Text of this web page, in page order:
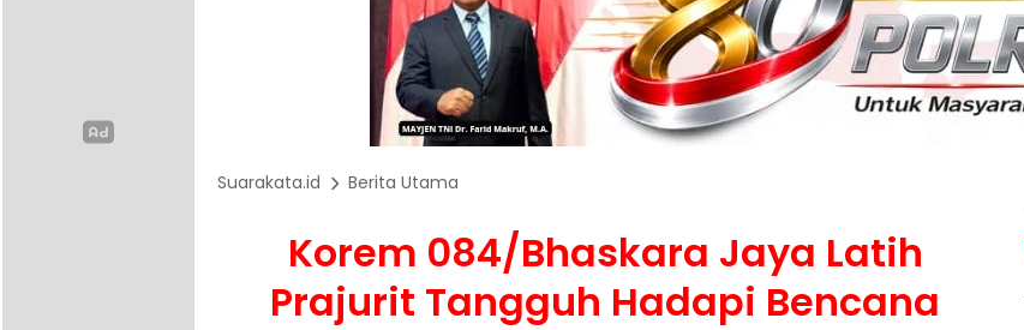
Suarakata.id Berita Utama
Korem 084/Bhaskara Jaya Latih
Prajurit Tangguh Hadapi Bencana